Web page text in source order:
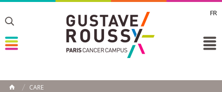
FR
Toggle
Toggle
CARE